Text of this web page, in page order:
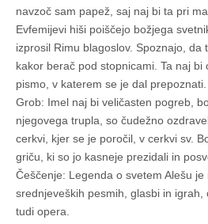
navzoč sam papež, saj naj bi ta pri
Evfemijevi hiši poiščejo božjega
izprosil Rimu blagoslov. Spoznajo, da
kakor berač pod stopnicami. Ta naj bi
pismo, v katerem se je dal prepoznati.
Grob: Imel naj bi veličasten pogreb,
njegovega trupla, so čudežno
cerkvi, kjer se je poročil, v cerkvi sv.
griču, ki so jo kasneje prezidali in
Češčenje: Legenda o svetem Alešu
srednjeveških pesmih, glasbi in igrah,
tudi opera.